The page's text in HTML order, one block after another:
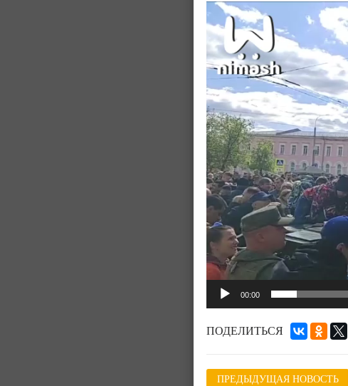
Видеоплеер
00:00
ПОДЕЛИТЬСЯ
ПРЕДЫДУЩАЯ НОВОСТЬ